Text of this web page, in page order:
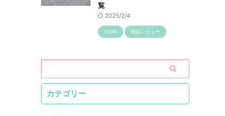
覧
2025/2/4
100均 商品レビュー
カテゴリー